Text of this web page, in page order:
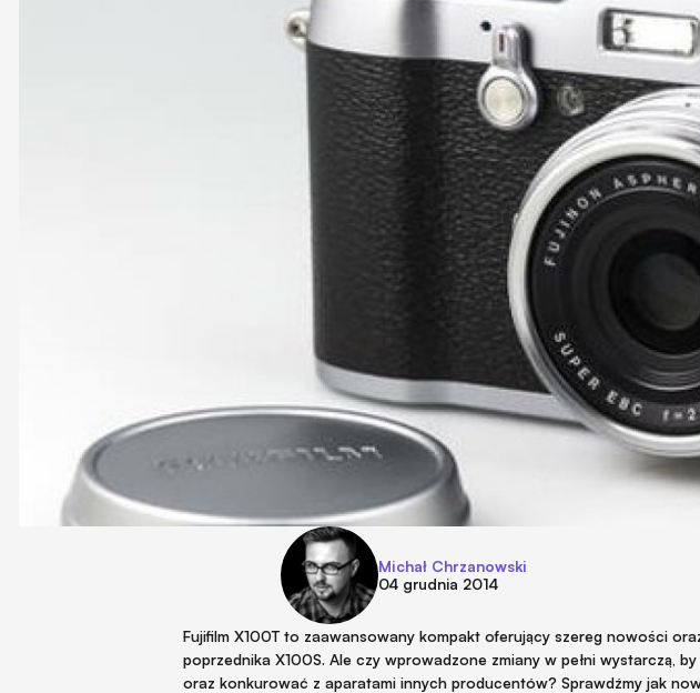
Michał Chrzanowski
04 grudnia 2014
Fujifilm X100T to zaawansowany kompakt oferujący szereg nowości
poprzednika X100S. Ale czy wprowadzone zmiany w pełni wystarczą,
oraz konkurować z aparatami innych producentów? Sprawdźmy jak